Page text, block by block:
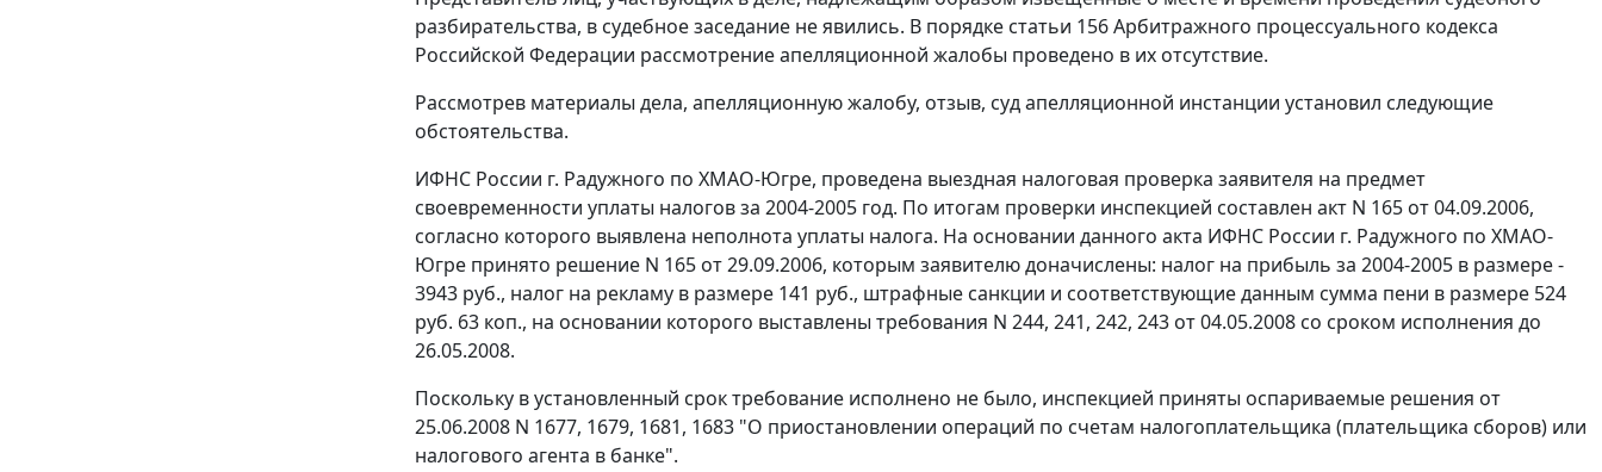
разбирательства, в судебное заседание не явились. В порядке статьи 156Арбитражного процессуального кодекса
Российской Федерации рассмотрение апелляционной жалобы проведено в их отсутствие.
Рассмотрев материалы дела, апелляционную жалобу, отзыв, суд апелляционной инстанции установил следующие
обстоятельства.
ИФНС России г. Радужного по ХМАО-Югре, проведена выездная налоговая проверка заявителя на предмет
своевременности уплаты налогов за 2004-2005 год. По итогам проверки инспекцией составлен акт N 165 от 04.09.2006,
согласно которого выявлена неполнота уплаты налога. На основании данного акта ИФНС России г. Радужного по ХМАО-
Югре принято решение N 165 от 29.09.2006, которым заявителю доначислены: налог на прибыль за 2004-2005 в размере -
3943 руб., налог на рекламу в размере 141 руб., штрафные санкции и соответствующие данным сумма пени в размере 524
руб. 63 коп., на основании которого выставлены требования N 244, 241, 242, 243 от 04.05.2008 со сроком исполнения до
26.05.2008.
Поскольку в установленный срок требование исполнено не было, инспекцией приняты оспариваемые решения от
25.06.2008 N 1677, 1679, 1681, 1683 "О приостановлении операций по счетам налогоплательщика (плательщика сборов) или
налогового агента в банке".